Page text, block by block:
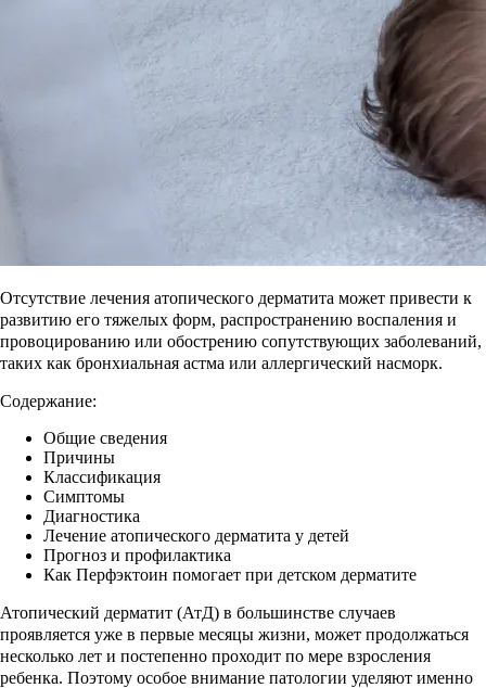
Отсутствие лечения атопического дерматита может привести к
развитию его тяжелых форм, распространению воспаления и
провоцированию или обострению сопутствующих заболеваний,
таких как бронхиальная астма или аллергический насморк.
Содержание:
Общие сведения
Причины
Классификация
Симптомы
Диагностика
Лечение атопического дерматита у детей
Прогноз и профилактика
Как Перфэктоин помогает при детском дерматите
Атопический дерматит (АтД) в большинстве случаев
проявляется уже в первые месяцы жизни, может продолжаться
несколько лет и постепенно проходит по мере взросления
ребенка. Поэтому особое внимание патологии уделяют именно